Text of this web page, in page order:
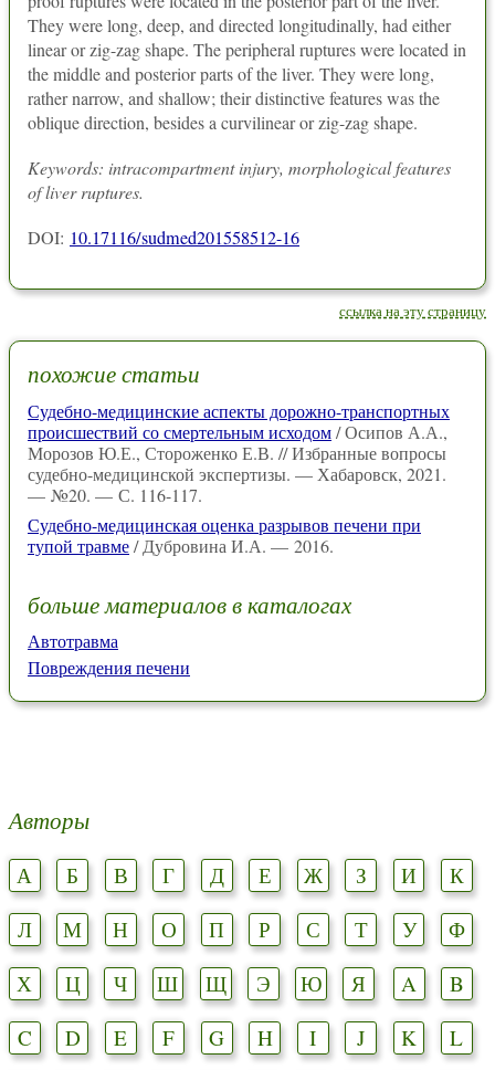
They were long, deep, and directed longitudinally, had either
linear or zig-zag shape. The peripheral ruptures were located in
the middle and posterior parts of the liver. They were long,
rather narrow, and shallow; their distinctive features was the
oblique direction, besides a curvilinear or zig-zag shape.
Keywords: intracompartment injury, morphological features
of liver ruptures.
DOI: 10.17116/sudmed201558512-16
ссылка на эту страницу
похожие статьи
Судебно-медицинские аспекты дорожно-транспортных
происшествий со смертельным исходом/ Осипов А.А.,
Морозов Ю.Е., Стороженко Е.В. // Избранные вопросы
судебно-медицинской экспертизы. — Хабаровск, 2021.
— №20. — С. 116-117.
Судебно-медицинская оценка разрывов печени при
тупой травме/ Дубровина И.А. — 2016.
больше материалов в каталогах
Автотравма
Повреждения печени
Авторы
А Б В Г Д Е Ж З И
К
Л
М Н О П Р С Т У
Ф
Х
Ц Ч Ш Щ Э Ю Я A
B
C
D E F G H I J K
L